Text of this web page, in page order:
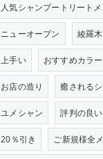
人気シャンプートリートメ
ニューオープン 綾羅木
上手い おすすめカラー
お店の造り 癒される
ユメシャン 評判の良い
20％引き ご新規様全